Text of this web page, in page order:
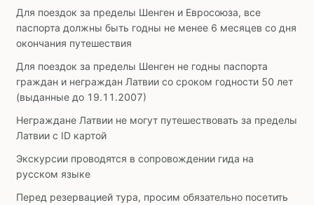
Для поездок за пределы Шенген и Евросоюза, все
паспорта должны быть годны не менее 6 месяцев со дня
окончания путешествия
Для поездок за пределы Шенген не годны паспорта
граждан и неграждан Латвии со сроком годности 50 лет
(выданные до 19.11.2007)
Неграждане Латвии не могут путешествовать за пределы
Латвии с ID картой
Экскурсии проводятся в сопровождении гида на
русском языке
Перед резервацией тура, просим обязательно посетить